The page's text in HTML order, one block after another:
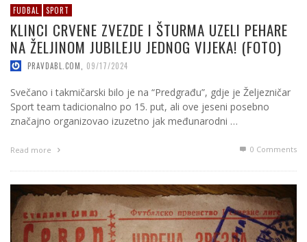
FUDBAL SPORT
KLINCI CRVENE ZVEZDE I ŠTURMA UZELI PEHARE
NA ŽELJINOM JUBILEJU JEDNOG VIJEKA! (FOTO)
PRAVDABL.COM 09/17/2024
Svečano i takmičarski bilo je na “Predgrađu”, gdje je Željezničar
Sport team tadicionalno po 15. put, ali ove jeseni posebno
značajno organizovao izuzetno jak međunarodni …
Read more 0 Comments